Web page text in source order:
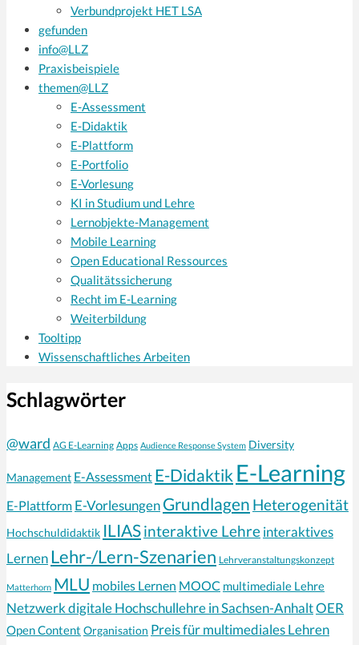
Verbundprojekt HET LSA
gefunden
info@LLZ
Praxisbeispiele
themen@LLZ
E-Assessment
E-Didaktik
E-Plattform
E-Portfolio
E-Vorlesung
KI in Studium und Lehre
Lernobjekte-Management
Mobile Learning
Open Educational Ressources
Qualitätssicherung
Recht im E-Learning
Weiterbildung
Tooltipp
Wissenschaftliches Arbeiten
Schlagwörter
@ward AG E-Learning Apps Audience Response System Diversity
Management E-Assessment E-Didaktik E-Learning
E-Plattform E-Vorlesungen Grundlagen Heterogenität
Hochschuldidaktik ILIASinteraktive Lehreinteraktives
LernenLehr-/Lern-Szenarien Lehrveranstaltungskonzept
Matterhorn MLU mobiles Lernen MOOC multimediale Lehre
Netzwerk digitale Hochschullehre in Sachsen-AnhaltOER
Open Content Organisation Preis für multimediales Lehren